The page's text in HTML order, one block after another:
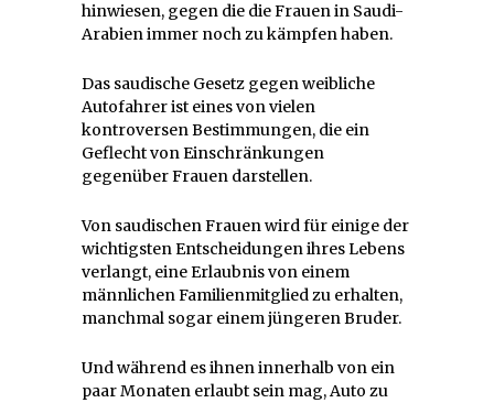
hinwiesen, gegen die die Frauen in Saudi-
Arabien immer noch zu kämpfen haben.
Das saudische Gesetz gegen weibliche
Autofahrer ist eines von vielen
kontroversen Bestimmungen, die ein
Geflecht von Einschränkungen
gegenüber Frauen darstellen.
Von saudischen Frauen wird für einige der
wichtigsten Entscheidungen ihres Lebens
verlangt, eine Erlaubnis von einem
männlichen Familienmitglied zu erhalten,
manchmal sogar einem jüngeren Bruder.
Und während es ihnen innerhalb von ein
paar Monaten erlaubt sein mag, Auto zu